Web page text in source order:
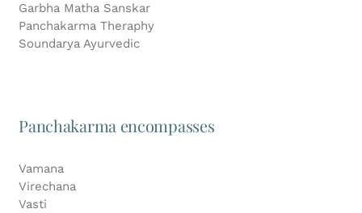
Garbha Matha Sanskar
Panchakarma Theraphy
Soundarya Ayurvedic
Panchakarma encompasses
Vamana
Virechana
Vasti